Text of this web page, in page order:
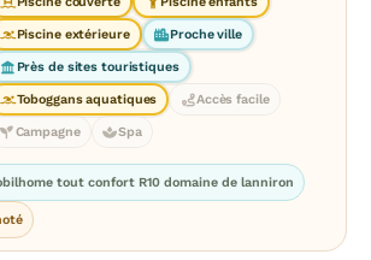
Piscine extérieure Proche ville
Près de sites touristiques
Toboggans aquatiques Accès facile
Campagne Spa
tout confort R10 domaine de lanniron